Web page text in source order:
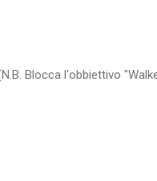
Blocca l'obbiettivo